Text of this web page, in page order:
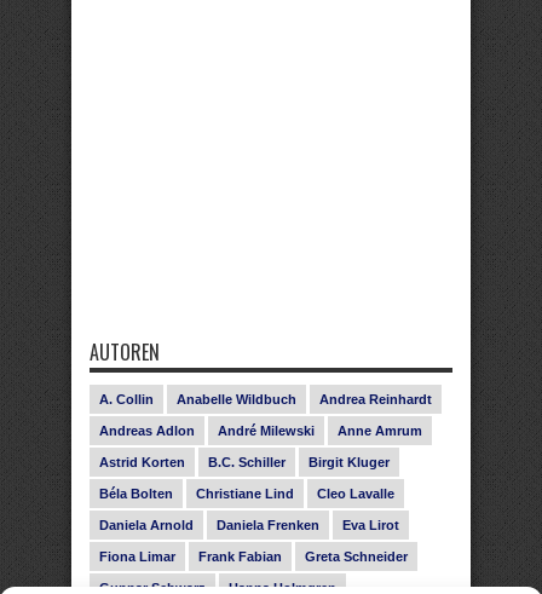
AUTOREN
A. Collin Anabelle Wildbuch Andrea Reinhardt
Andreas Adlon André Milewski Anne Amrum
Astrid Korten B.C. Schiller Birgit Kluger
Béla Bolten Christiane Lind Cleo Lavalle
Daniela Arnold Daniela Frenken Eva Lirot
Fiona Limar Frank Fabian Greta Schneider
Gunnar Schwarz Hanna Holmgren